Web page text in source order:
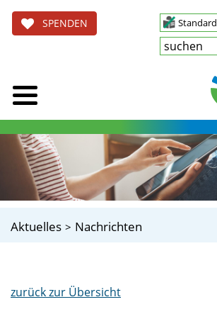
SPENDEN Standard
Aktuelles Nachrichten
zurück zur Übersicht